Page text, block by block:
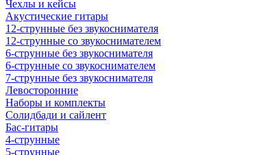
Чехлы и кейсы
Акустические гитары
12-струнные без звукоснимателя
12-струнные со звукоснимателем
6-струнные без звукоснимателя
6-струнные со звукоснимателем
7-струнные без звукоснимателя
Левосторонние
Наборы и комплекты
Солидбади и сайлент
Бас-гитары
4-струнные
5-струнные